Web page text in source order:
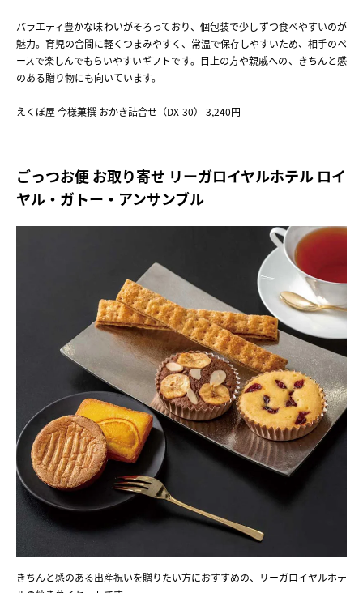
バラエティ豊かな味わいがそろっており、個包装で少しずつ食べやすいのが
魅力。育児の合間に軽くつまみやすく、常温で保存しやすいため、相手のペ
ースで楽しんでもらいやすいギフトです。目上の方や親戚への、きちんと感
のある贈り物にも向いています。
えくぼ屋 今様菓撰 おかき詰合せ（DX-30） 3,240円
ごっつお便 お取り寄せ リーガロイヤルホテル ロイ
ヤル・ガトー・アンサンブル
きちんと感のある出産祝いを贈りたい方におすすめの、リーガロイヤルホテ